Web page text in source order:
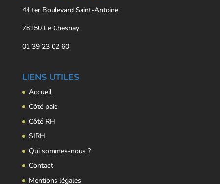
44 ter Boulevard Saint-Antoine
78150 Le Chesnay
01 39 23 02 60
LIENS UTILES
Accueil
Côté paie
Côté RH
SIRH
Qui sommes-nous ?
Contact
Mentions légales